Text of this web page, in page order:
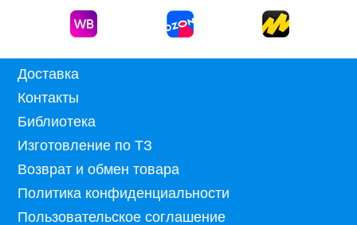
Доставка
Контакты
Библиотека
Изготовление по ТЗ
Возврат и обмен товара
Политика конфиденциальности
Пользовательское соглашение